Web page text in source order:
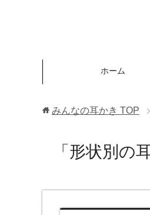
ホーム
みんなの耳かき TOP
「形状別の